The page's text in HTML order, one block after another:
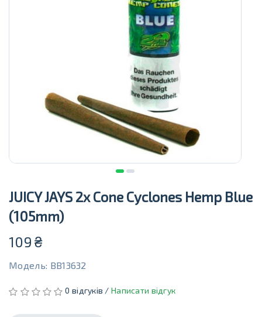
JUICY JAYS 2x Cone Cyclones Hemp Blue
(105mm)
109 ₴
Модель: BB13632
0 відгуків /Написати відгук